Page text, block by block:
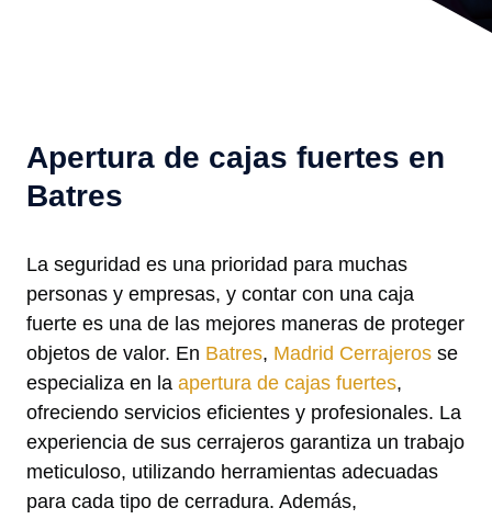
Apertura de cajas fuertes en
Batres
La seguridad es una prioridad para muchas
personas y empresas, y contar con una caja
fuerte es una de las mejores maneras de proteger
objetos de valor. En Batres, Madrid Cerrajeros se
especializa en la apertura de cajas fuertes,
ofreciendo servicios eficientes y profesionales. La
experiencia de sus cerrajeros garantiza un trabajo
meticuloso, utilizando herramientas adecuadas
para cada tipo de cerradura. Además,